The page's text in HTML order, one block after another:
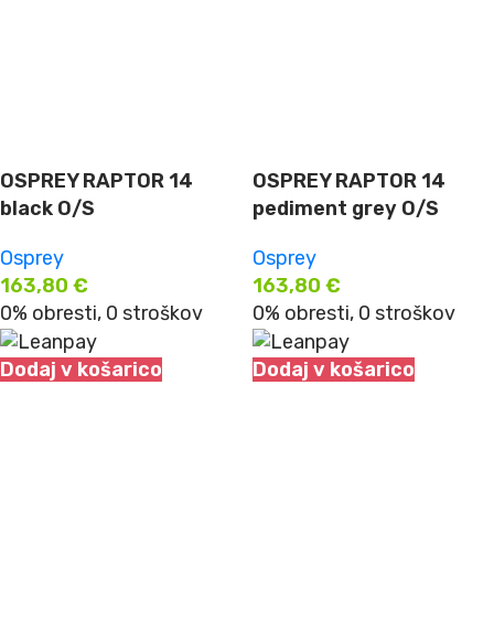
OSPREY RAPTOR 14
black O/S
Osprey
163,80 €
0% obresti, 0 stroškov
Dodaj v košarico
OSPREY RAPTOR 14
pediment grey O/S
Osprey
163,80 €
0% obresti, 0 stroškov
Dodaj v košarico